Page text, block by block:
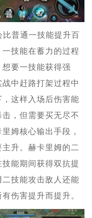
普通一技能提升百
技能在蓄力的过程
要一技能获得强
中赶路打架过程中
这样入场后伤害能
，但需要买无尽不
姆核心输出手段，
升。赫卡里姆的二
能期间获得双抗提
技能攻击敌人还能
伤害提升而提升。